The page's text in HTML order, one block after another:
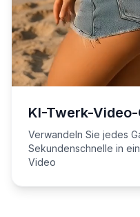
KI-Twerk-
Verwandeln Sie jedes
Sekundenschnelle in
Video